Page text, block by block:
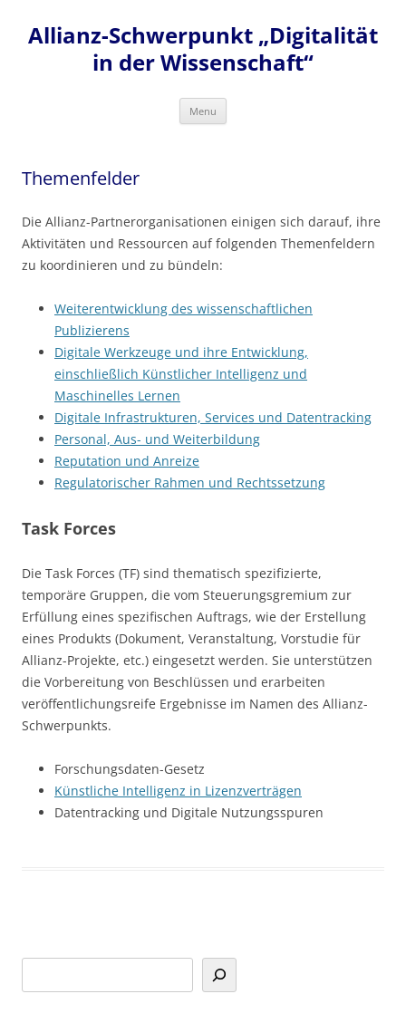
content
Allianz-Schwerpunkt „Digitalität
in der Wissenschaft“
Menu
Themenfelder
Die Allianz-Partnerorganisationen einigen sich darauf, ihre
Aktivitäten und Ressourcen auf folgenden Themenfeldern
zu koordinieren und zu bündeln:
Weiterentwicklung des wissenschaftlichen
Publizierens
Digitale Werkzeuge und ihre Entwicklung,
einschließlich Künstlicher Intelligenz und
Maschinelles Lernen
Digitale Infrastrukturen, Services und Datentracking
Personal, Aus- und Weiterbildung
Reputation und Anreize
Regulatorischer Rahmen und Rechtssetzung
Task Forces
Die Task Forces (TF) sind thematisch spezifizierte,
temporäre Gruppen, die vom Steuerungsgremium zur
Erfüllung eines spezifischen Auftrags, wie der Erstellung
eines Produkts (Dokument, Veranstaltung, Vorstudie für
Allianz-Projekte, etc.) eingesetzt werden. Sie unterstützen
die Vorbereitung von Beschlüssen und erarbeiten
veröffentlichungsreife Ergebnisse im Namen des Allianz-
Schwerpunkts.
Forschungsdaten-Gesetz
Künstliche Intelligenz in Lizenzverträgen
Datentracking und Digitale Nutzungsspuren